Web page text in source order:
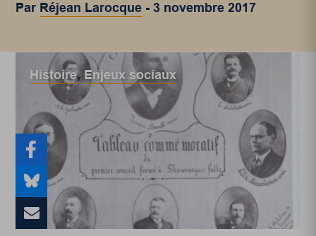
Par Réjean Larocque -3 novembre 2017
Histoire, Enjeux sociaux